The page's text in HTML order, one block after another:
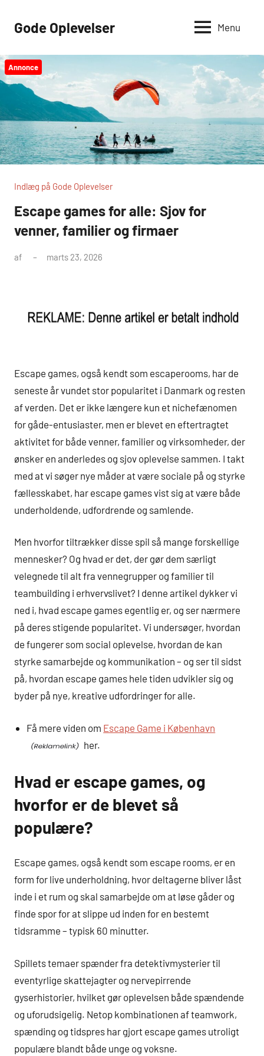
Gode Oplevelser Menu
Annonce
Indlæg på Gode Oplevelser
Escape games for alle: Sjov for
venner, familier og firmaer
af marts 23, 2026
Escape games, også kendt som escaperooms, har de
seneste år vundet stor popularitet i Danmark og resten
af verden. Det er ikke længere kun et nichefænomen
for gåde-entusiaster, men er blevet en eftertragtet
aktivitet for både venner, familier og virksomheder, der
ønsker en anderledes og sjov oplevelse sammen. I takt
med at vi søger nye måder at være sociale på og styrke
fællesskabet, har escape games vist sig at være både
underholdende, udfordrende og samlende.
Men hvorfor tiltrækker disse spil så mange forskellige
mennesker? Og hvad er det, der gør dem særligt
velegnede til alt fra vennegrupper og familier til
teambuilding i erhvervslivet? I denne artikel dykker vi
ned i, hvad escape games egentlig er, og ser nærmere
på deres stigende popularitet. Vi undersøger, hvordan
de fungerer som social oplevelse, hvordan de kan
styrke samarbejde og kommunikation – og ser til sidst
på, hvordan escape games hele tiden udvikler sig og
byder på nye, kreative udfordringer for alle.
Få mere viden om Escape Game i København
her.
Hvad er escape games, og
hvorfor er de blevet så
populære?
Escape games, også kendt som escape rooms, er en
form for live underholdning, hvor deltagerne bliver låst
inde i et rum og skal samarbejde om at løse gåder og
finde spor for at slippe ud inden for en bestemt
tidsramme – typisk 60 minutter.
Spillets temaer spænder fra detektivmysterier til
eventyrlige skattejagter og nervepirrende
gyserhistorier, hvilket gør oplevelsen både spændende
og uforudsigelig. Netop kombinationen af teamwork,
spænding og tidspres har gjort escape games utroligt
populære blandt både unge og voksne.